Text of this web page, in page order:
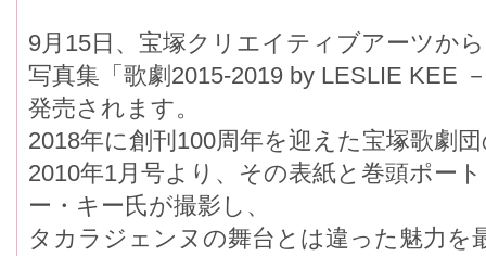
9月15日、宝塚クリエイティブアーツから
写真集「歌劇2015-2019 by LESLIE KEE
発売されます。
2018年に創刊100周年を迎えた宝塚歌劇
2010年1月号より、その表紙と巻頭ポー
ー・キー氏が撮影し、
タカラジェンヌの舞台とは違った魅力を